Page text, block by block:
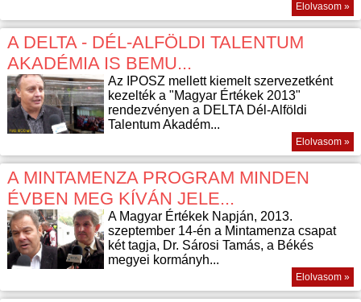
Elolvasom »
A DELTA - DÉL-ALFÖLDI TALENTUM
AKADÉMIA IS BEMU...
Az IPOSZ mellett kiemelt szervezetként
kezelték a "Magyar Értékek 2013"
rendezvényen a DELTA Dél-Alföldi
Talentum Akadém...
Elolvasom »
A MINTAMENZA PROGRAM MINDEN
ÉVBEN MEG KÍVÁN JELE...
A Magyar Értékek Napján, 2013.
szeptember 14-én a Mintamenza csapat
két tagja, Dr. Sárosi Tamás, a Békés
megyei kormányh...
Elolvasom »